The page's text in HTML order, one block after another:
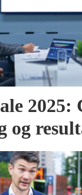
og